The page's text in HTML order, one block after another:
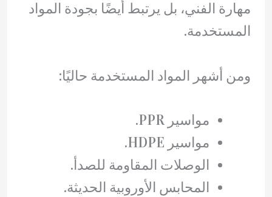
مهارة الفني، بل يرتبط أيضًا بجودة المواد
المستخدمة.
ومن أشهر المواد المستخدمة حاليًا:
مواسير PPR.
مواسير HDPE.
الوصلات المقاومة للصدأ.
المحابس الأوروبية الحديثة.